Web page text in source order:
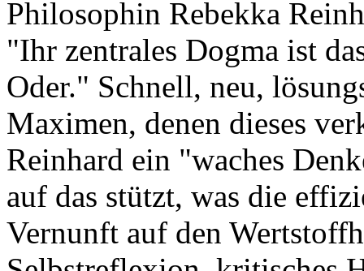
Philosophin Rebekka
"Ihr zentrales Dogma ist
Oder." Schnell, neu,
Maximen, denen dieses
Reinhard ein "waches
auf das stützt, was die
Vernunft auf den